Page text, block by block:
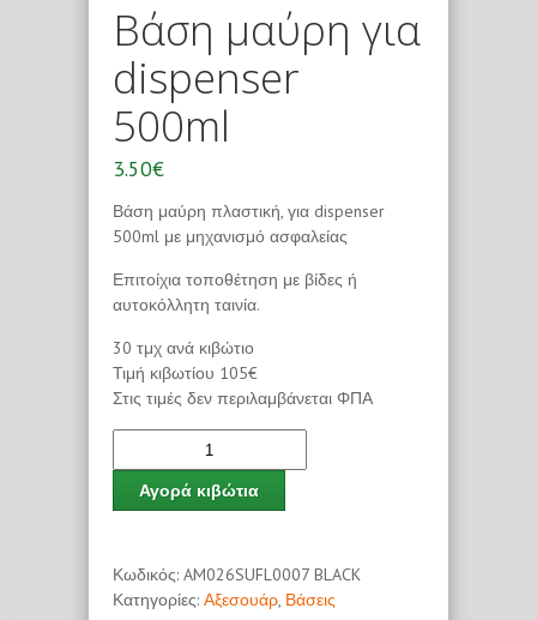
Βάση μαύρη για
dispenser
500ml
3.50€
Βάση μαύρη πλαστική, για dispenser
500ml με μηχανισμό ασφαλείας
Επιτοίχια τοποθέτηση με βίδες ή
αυτοκόλλητη ταινία.
30 τμχ ανά κιβώτιο
Τιμή κιβωτίου 105€
Στις τιμές δεν περιλαμβάνεται ΦΠΑ
Αγορά κιβώτια
Κωδικός: AM026SUFL0007 BLACK
Κατηγορίες: Αξεσουάρ, Βάσεις